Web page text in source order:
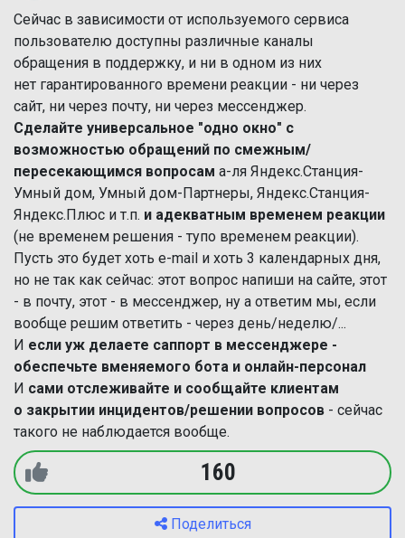
Сейчас в зависимости от используемого сервиса
пользователю доступны различные каналы
обращения в поддержку, и ни в одном из них
нет гарантированного времени реакции - ни через
сайт, ни через почту, ни через мессенджер.
Сделайте универсальное "одно окно" с
возможностью обращений по смежным/
пересекающимся вопросам а-ля Яндекс.Станция-
Умный дом, Умный дом-Партнеры, Яндекс.Станция-
Яндекс.Плюс и т.п. и адекватным временем реакции
(не временем решения - тупо временем реакции).
Пусть это будет хоть e-mail и хоть 3 календарных дня,
но не так как сейчас: этот вопрос напиши на сайте, этот
- в почту, этот - в мессенджер, ну а ответим мы, если
вообще решим ответить - через день/неделю/...
И если уж делаете саппорт в мессенджере -
обеспечьте вменяемого бота и онлайн-персонал
И сами отслеживайте и сообщайте клиентам
о закрытии инцидентов/решении вопросов - сейчас
такого не наблюдается вообще.
160
Поделиться